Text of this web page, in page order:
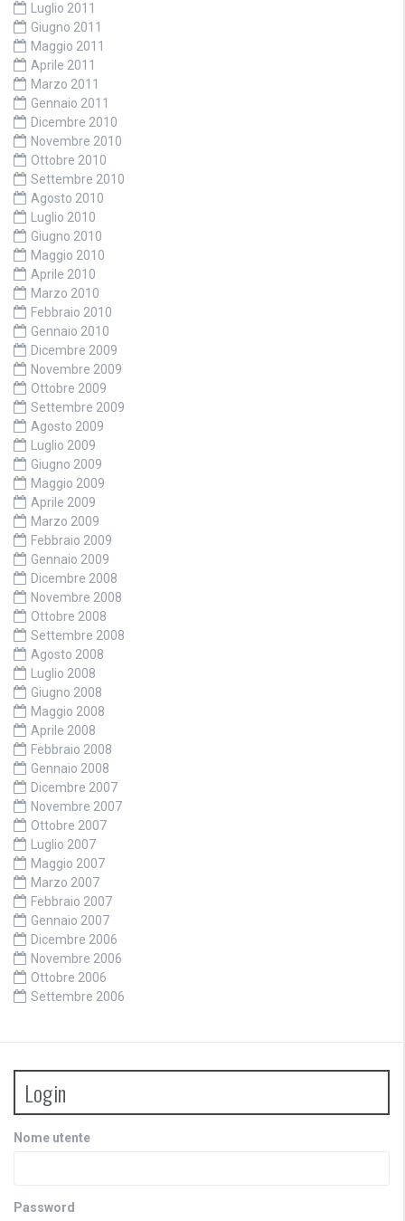
Luglio 2011
Giugno 2011
Maggio 2011
Aprile 2011
Marzo 2011
Gennaio 2011
Dicembre 2010
Novembre 2010
Ottobre 2010
Settembre 2010
Agosto 2010
Luglio 2010
Giugno 2010
Maggio 2010
Aprile 2010
Marzo 2010
Febbraio 2010
Gennaio 2010
Dicembre 2009
Novembre 2009
Ottobre 2009
Settembre 2009
Agosto 2009
Luglio 2009
Giugno 2009
Maggio 2009
Aprile 2009
Marzo 2009
Febbraio 2009
Gennaio 2009
Dicembre 2008
Novembre 2008
Ottobre 2008
Settembre 2008
Agosto 2008
Luglio 2008
Giugno 2008
Maggio 2008
Aprile 2008
Febbraio 2008
Gennaio 2008
Dicembre 2007
Novembre 2007
Ottobre 2007
Luglio 2007
Maggio 2007
Marzo 2007
Febbraio 2007
Gennaio 2007
Dicembre 2006
Novembre 2006
Ottobre 2006
Settembre 2006
Login
Nome utente
Password